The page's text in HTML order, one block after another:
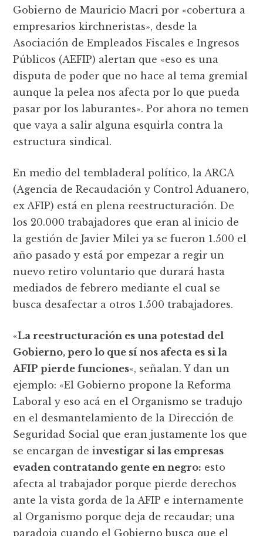
Gobierno de Mauricio Macri por «cobertura a
empresarios kirchneristas», desde la
Asociación de Empleados Fiscales e Ingresos
Públicos (AEFIP) alertan que «eso es una
disputa de poder que no hace al tema gremial
aunque la pelea nos afecta por lo que pueda
pasar por los laburantes». Por ahora no temen
que vaya a salir alguna esquirla contra la
estructura sindical.
En medio del tembladeral político, la ARCA
(Agencia de Recaudación y Control Aduanero,
ex AFIP) está en plena reestructuración. De
los 20.000 trabajadores que eran al inicio de
la gestión de Javier Milei ya se fueron 1.500 el
año pasado y está por empezar a regir un
nuevo retiro voluntario que durará hasta
mediados de febrero mediante el cual se
busca desafectar a otros 1.500 trabajadores.
«La reestructuración es una potestad del
Gobierno, pero lo que sí nos afecta es si la
AFIP pierde funciones«, señalan. Y dan un
ejemplo: «El Gobierno propone la Reforma
Laboral y eso acá en el Organismo se tradujo
en el desmantelamiento de la Dirección de
Seguridad Social que eran justamente los que
se encargan de investigar si las empresas
evaden contratando gente en negro: esto
afecta al trabajador porque pierde derechos
ante la vista gorda de la AFIP e internamente
al Organismo porque deja de recaudar; una
paradoja cuando el Gobierno busca que el